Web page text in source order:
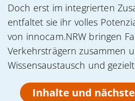
Doch erst im integrierten
entfaltet sie ihr volles
von innocam.NRW bringen
Verkehrsträgern zusammen
Wissensaustausch und
Inhalte und